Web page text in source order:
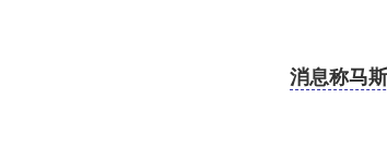
消息称马